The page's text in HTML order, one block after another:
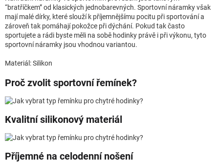
“bratříčkem” od klasických jednobarevných. Sportovní náramky však
mají malé dírky, které slouží k příjemnějšímu pocitu při sportování a
zároveň tak pomáhají pokožce při dýchání. Pokud tak často
sportujete a rádi byste měli na sobě hodinky právě i při výkonu, tyto
sportovní náramky jsou vhodnou variantou.
Materiál: Silikon
Proč zvolit sportovní řemínek?
Kvalitní silikonový materiál
Příjemné na celodenní nošení